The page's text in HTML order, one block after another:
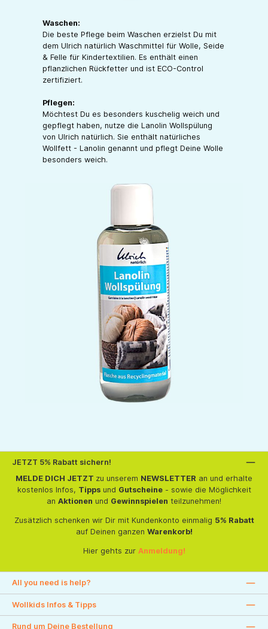
Waschen:
Die beste Pflege beim Waschen erzielst Du mit
dem Ulrich natürlich Waschmittel für Wolle, Seide
& Felle für Kindertextilien. Es enthält einen
pflanzlichen Rückfetter und ist ECO-Control
zertifiziert.
Pflegen:
Möchtest Du es besonders kuschelig weich und
gepflegt haben, nutze die Lanolin Wollspülung
von Ulrich natürlich. Sie enthält natürliches
Wollfett - Lanolin genannt und pflegt Deine Wolle
besonders weich.
JETZT 5% Rabatt sichern!
MELDE DICH JETZT zu unserem NEWSLETTER an und erhalte
kostenlos Infos, Tippsund Gutscheine- sowie die Möglichkeit
an Aktionen und Gewinnspielen teilzunehmen!
Zusätzlich schenken wir Dir mit Kundenkonto einmalig 5% Rabatt
auf Deinen ganzen Warenkorb!
Hier gehts zur Anmeldung!
All you need is help?
Wollkids Infos & Tipps
Rund um Deine Bestellung